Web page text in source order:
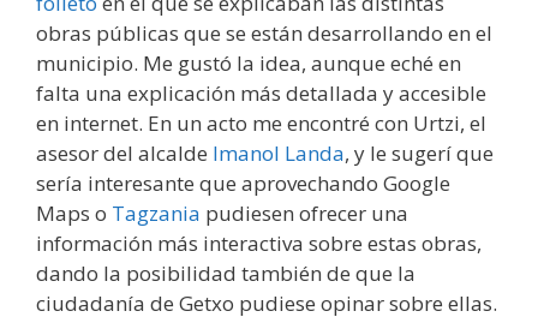
obras públicas que se están desarrollando en el
municipio. Me gustó la idea, aunque eché en
falta una explicación más detallada y accesible
en internet. En un acto me encontré con Urtzi, el
asesor del alcalde Imanol Landa, y le sugerí que
sería interesante que aprovechando Google
Maps o Tagzania pudiesen ofrecer una
información más interactiva sobre estas obras,
dando la posibilidad también de que la
ciudadanía de Getxo pudiese opinar sobre ellas.